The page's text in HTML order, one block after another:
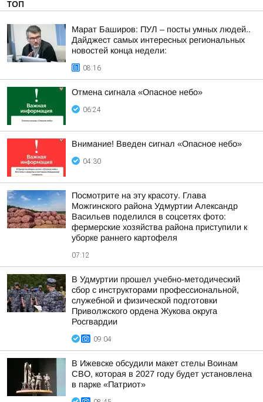
ТОП
Марат Баширов: ПУЛ – посты умных людей..
Дайджест самых интересных региональных
новостей конца недели:
08:16
Отмена сигнала «Опасное небо»
06:24
Внимание! Введен сигнал «Опасное небо»
04:30
Посмотрите на эту красоту. Глава
Можгинского района Удмуртии Александр
Васильев поделился в соцсетях фото:
фермерские хозяйства района приступили к
уборке раннего картофеля
07:12
В Удмуртии прошел учебно-методический
сбор с инструкторами профессиональной,
служебной и физической подготовки
Приволжского ордена Жукова округа
Росгвардии
09:04
В Ижевске обсудили макет стелы Воинам
СВО, которая в 2027 году будет установлена
в парке «Патриот»